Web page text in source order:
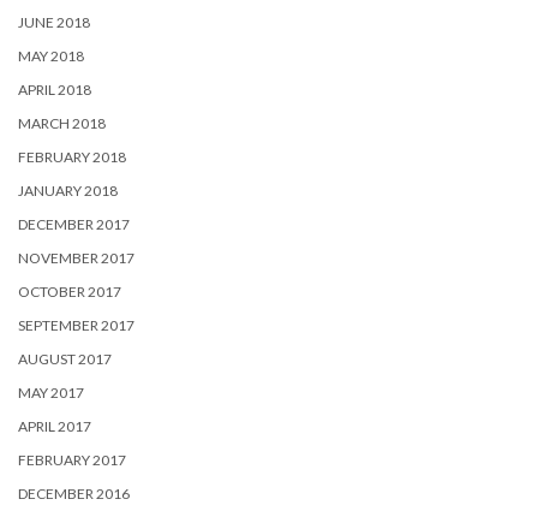
JUNE 2018
MAY 2018
APRIL 2018
MARCH 2018
FEBRUARY 2018
JANUARY 2018
DECEMBER 2017
NOVEMBER 2017
OCTOBER 2017
SEPTEMBER 2017
AUGUST 2017
MAY 2017
APRIL 2017
FEBRUARY 2017
DECEMBER 2016